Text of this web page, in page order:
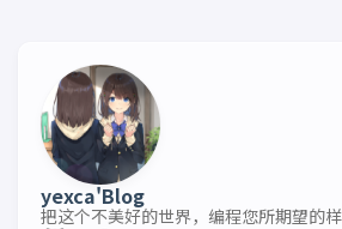
yexca'Blog
把这个不美好的世界，编程您所期望的样